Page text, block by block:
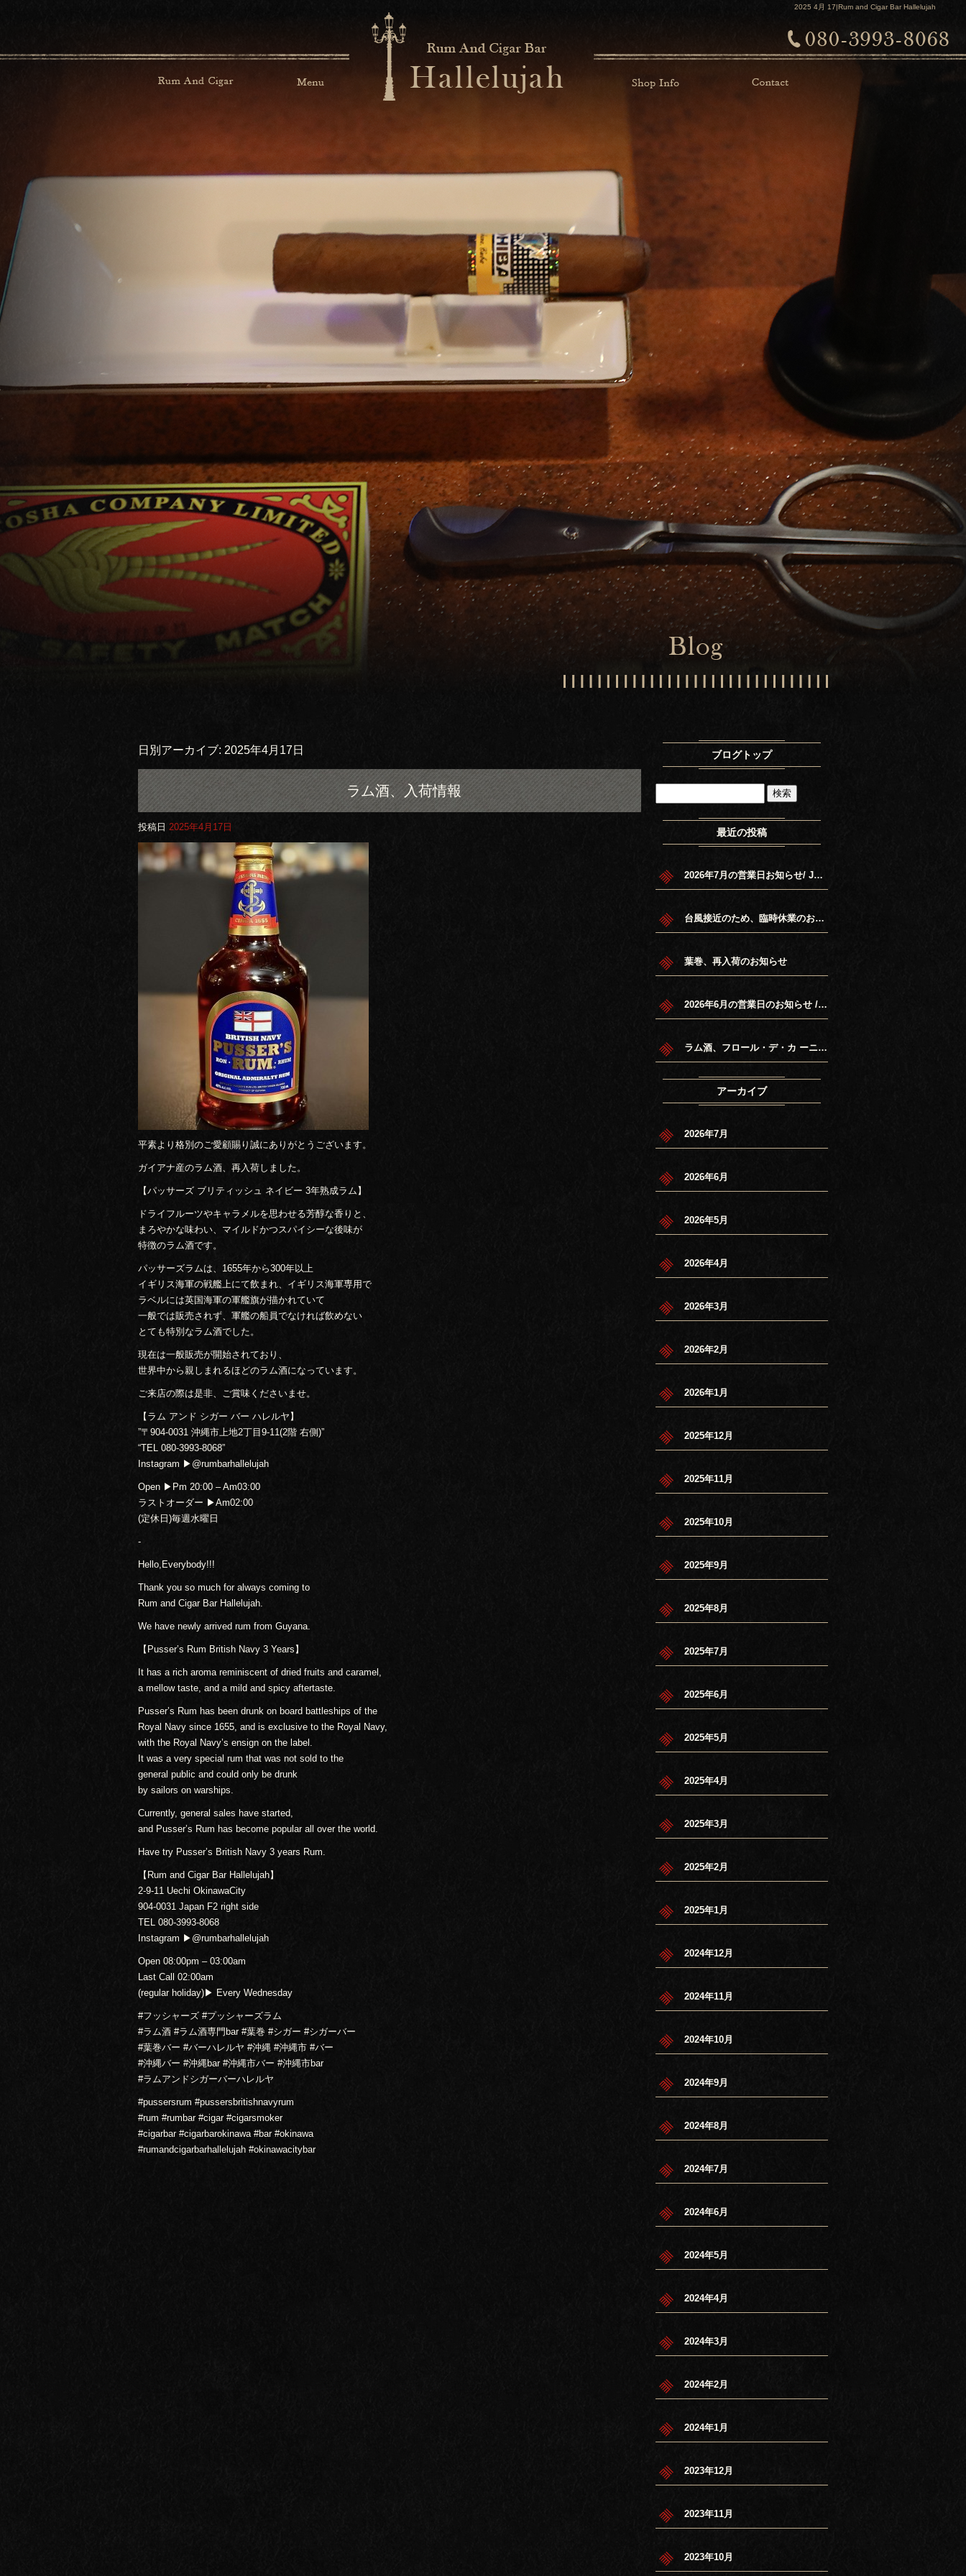
2025 4月 17|Rum and Cigar Bar Hallelujah
日別アーカイブ: 2025年4月17日
ラム酒、入荷情報
投稿日 2025年4月17日
平素より格別のご愛顧賜り誠にありがとうございます。
ガイアナ産のラム酒、再入荷しました。
【パッサーズ ブリティッシュ ネイビー 3年熟成ラム】
ドライフルーツやキャラメルを思わせる芳醇な香りと、
まろやかな味わい、マイルドかつスパイシーな後味が
特徴のラム酒です。
パッサーズラムは、1655年から300年以上
イギリス海軍の戦艦上にて飲まれ、イギリス海軍専用で
ラベルには英国海軍の軍艦旗が描かれていて
一般では販売されず、軍艦の船員でなければ飲めない
とても特別なラム酒でした。
現在は一般販売が開始されており、
世界中から親しまれるほどのラム酒になっています。
ご来店の際は是非、ご賞味くださいませ。
【ラム アンド シガー バー ハレルヤ】
”〒904-0031 沖縄市上地2丁目9-11(2階 右側)”
“TEL 080-3993-8068”
Instagram ▶︎@rumbarhallelujah
Open ▶︎Pm 20:00 – Am03:00
ラストオーダー ▶︎Am02:00
(定休日)毎週水曜日
-
Hello,Everybody!!!
Thank you so much for always coming to
Rum and Cigar Bar Hallelujah.
We have newly arrived rum from Guyana.
【Pusser’s Rum British Navy 3 Years】
It has a rich aroma reminiscent of dried fruits and caramel,
a mellow taste, and a mild and spicy aftertaste.
Pusser’s Rum has been drunk on board battleships of the
Royal Navy since 1655, and is exclusive to the Royal Navy,
with the Royal Navy’s ensign on the label.
It was a very special rum that was not sold to the
general public and could only be drunk
by sailors on warships.
Currently, general sales have started,
and Pusser’s Rum has become popular all over the world.
Have try Pusser’s British Navy 3 years Rum.
【Rum and Cigar Bar Hallelujah】
2-9-11 Uechi OkinawaCity
904-0031 Japan F2 right side
TEL 080-3993-8068
Instagram ▶︎@rumbarhallelujah
Open 08:00pm – 03:00am
Last Call 02:00am
(regular holiday)▶︎ Every Wednesday
#フッシャーズ #プッシャーズラム
#ラム酒 #ラム酒専門bar #葉巻 #シガー #シガーバー
#葉巻バー #バーハレルヤ #沖縄 #沖縄市 #バー
#沖縄バー #沖縄bar #沖縄市バー #沖縄市bar
#ラムアンドシガーバーハレルヤ
#pussersrum #pussersbritishnavyrum
#rum #rumbar #cigar #cigarsmoker
#cigarbar #cigarbarokinawa #bar #okinawa
#rumandcigarbarhallelujah #okinawacitybar
ブログトップ
最近の投稿
2026年7月の営業日お知らせ/ July 20 26 Schedule.
台風接近のため、臨時休業のお知らせ
葉巻、再入荷のお知らせ
2026年6月の営業日のお知らせ / June 2026 Schedule.
ラム酒、フロール・デ・カ ーニャ7年再入荷/Flor de Cana 7years Rum back in sto ck.
アーカイブ
2026年7月
2026年6月
2026年5月
2026年4月
2026年3月
2026年2月
2026年1月
2025年12月
2025年11月
2025年10月
2025年9月
2025年8月
2025年7月
2025年6月
2025年5月
2025年4月
2025年3月
2025年2月
2025年1月
2024年12月
2024年11月
2024年10月
2024年9月
2024年8月
2024年7月
2024年6月
2024年5月
2024年4月
2024年3月
2024年2月
2024年1月
2023年12月
2023年11月
2023年10月